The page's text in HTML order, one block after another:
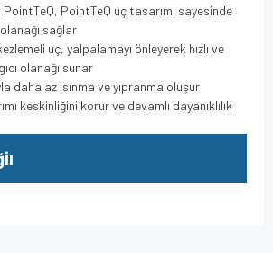
PointTeQ uç tasarımı sayesinde
sağlar
uç, yalpalamayı önleyerek hızlı ve
olanağı sunar
daha az ısınma ve yıpranma oluşur
keskinliğini korur ve devamlı dayanıklılık